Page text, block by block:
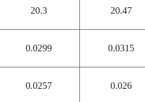
20.3 20.47
0.0299 0.0315
0.0257 0.026